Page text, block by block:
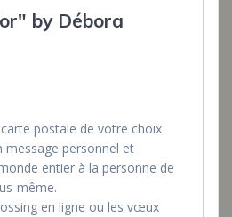
by Débora
postale de votre choix
message personnel et
entier à la personne de
même.
en ligne ou les vœux